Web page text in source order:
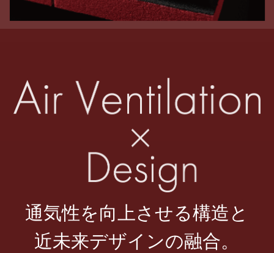
通気性を向上させる構造と
近未来デザインの融合。